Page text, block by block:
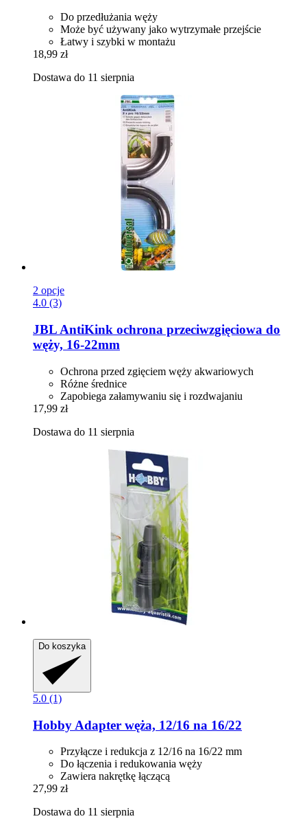
Do przedłużania węży
Może być używany jako wytrzymałe przejście
Łatwy i szybki w montażu
18,99 zł
Dostawa do 11 sierpnia
2 opcje
4.0 (3)
JBL AntiKink ochrona przeciwzgięciowa do
węży, 16-​22mm
Ochrona przed zgięciem węży akwariowych
Różne średnice
Zapobiega załamywaniu się i rozdwajaniu
17,99 zł
Dostawa do 11 sierpnia
Do koszyka
5.0 (1)
Hobby Adapter węża, 12/16 na 16/22
Przyłącze i redukcja z 12/16 na 16/22 mm
Do łączenia i redukowania węży
Zawiera nakrętkę łączącą
27,99 zł
Dostawa do 11 sierpnia